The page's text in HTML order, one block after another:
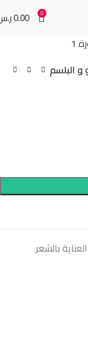
0
0.00
و البلسم
العناية بالشعر